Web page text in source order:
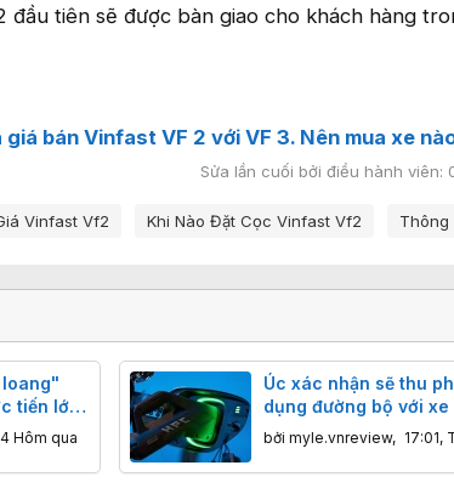
đầu tiên sẽ được bàn giao cho khách hàng
bán Vinfast VF 2 với VF 3. Nên mua xe
Sửa lần cuối bởi điều hành viên:
Vinfast Vf2 Khi Nào Đặt Cọc Vinfast Vf2 Thông
tiến lớn
Hôm qua
Úc xác nhận sẽ thu
dụng đường bộ với xe
bởi myle.vnreview, 17:01,